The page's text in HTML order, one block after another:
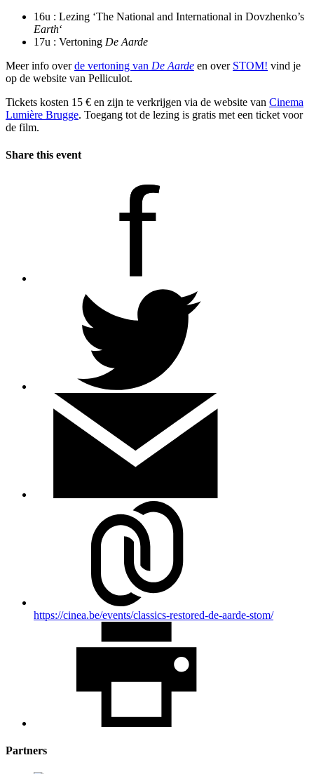
16u : Lezing ‘The National and International in Dovzhenko’s
Earth‘
17u : Vertoning De Aarde
Meer info overde vertoning van De Aarde en over STOM! vind je
op de website van Pelliculot.
Tickets kosten 15 € en zijn te verkrijgen via de website van Cinema
Lumière Brugge. Toegang tot de lezing is gratis met een ticket voor
de film.
Share this event
https://cinea.be/events/classics-restored-de-aarde-stom/
Partners